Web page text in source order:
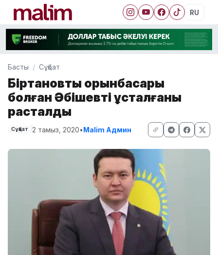
RU
Басты Сұқбат
Біртановтың орынбасары
болған Әбішевтің ұсталғаны
расталды
Сұқбат 2 тамыз, 2020•Malim Админ